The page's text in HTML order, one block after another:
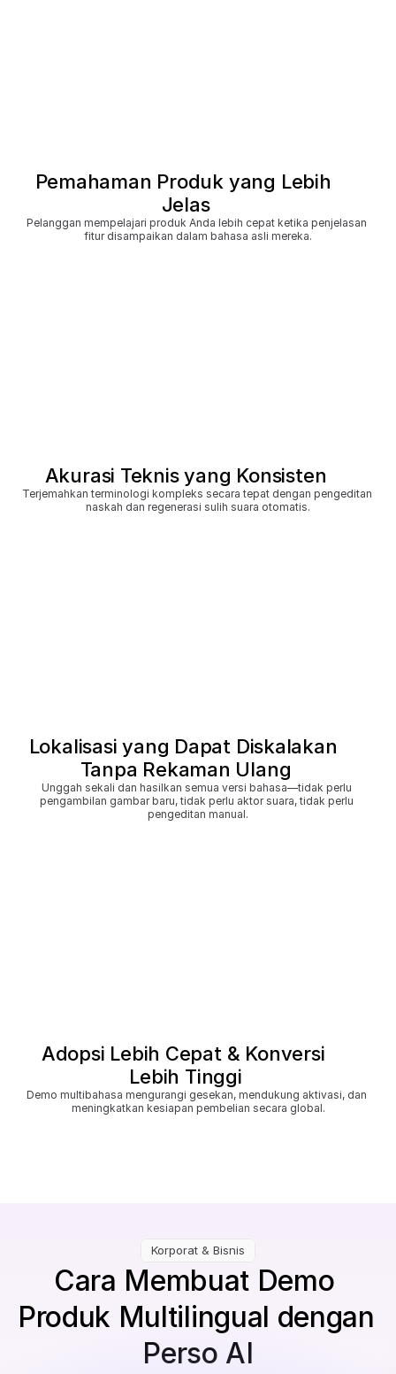
Pemahaman Produk yang Lebih
Jelas
Pelanggan mempelajari produk Anda lebih cepat ketika penjelasan
fitur disampaikan dalam bahasa asli mereka.
Akurasi Teknis yang Konsisten
Terjemahkan terminologi kompleks secara tepat dengan pengeditan
naskah dan regenerasi sulih suara otomatis.
Lokalisasi yang Dapat Diskalakan
Tanpa Rekaman Ulang
Unggah sekali dan hasilkan semua versi bahasa—tidak perlu
pengambilan gambar baru, tidak perlu aktor suara, tidak perlu
pengeditan manual.
Adopsi Lebih Cepat & Konversi
Lebih Tinggi
Demo multibahasa mengurangi gesekan, mendukung aktivasi, dan
meningkatkan kesiapan pembelian secara global.
Korporat & Bisnis
Cara Membuat Demo
Produk Multilingual dengan
Perso AI